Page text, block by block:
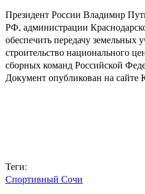
Президент России Владимир
РФ, администрации
обеспечить передачу земельных
строительство национального
сборных команд Российской
Документ опубликован на
Теги:
Спортивный Сочи